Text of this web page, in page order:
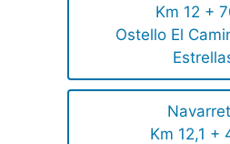
Km 12 +
Ostello El
Km 12,1 +